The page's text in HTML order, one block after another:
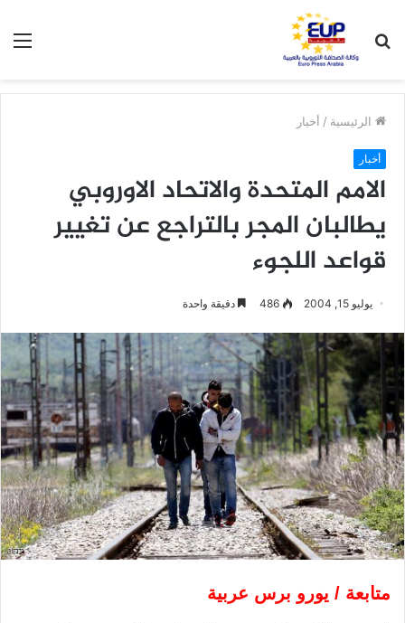
عن
الرئيسية / أخبار
أخبار
الامم المتحدة والاتحاد الاوروبي
يطالبان المجر بالتراجع عن تغيير
قواعد اللجوء
يوليو 15, 2004 486 دقيقة واحدة
متابعة / يورو برس عربية